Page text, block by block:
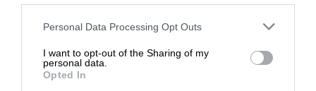
Please note that this website/app uses one or more Google
not limited to your visit or usage behaviour. You may click to
grant or deny consent to Google and its third-party tags to
use your data for below specified purposes in below Google
Personal Data Processing Opt Outs
I want to opt-out of the Sharing of my
personal data.
Opted In
Seuraavassa erimerkki siitä, miten AR-KI
Rakennus pitää huoltoliiketoiminnan
kannattavana Finago Ecomin avulla.